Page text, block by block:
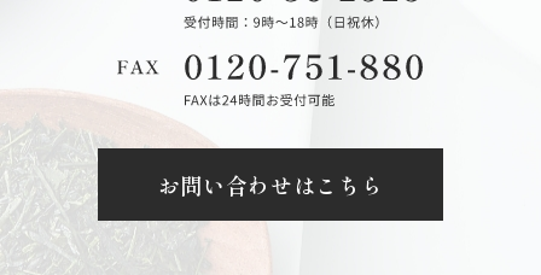
お問い合わせはこちら